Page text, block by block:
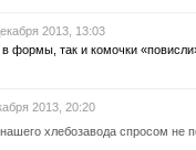
2013, 13:03
в формы, так и комочки
2013, 20:20
хлебозавода спросом не